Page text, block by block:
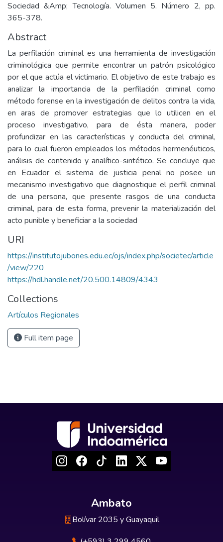
Sociedad &Amp; Tecnología. Volumen 5. Número 2, pp.
365-378.
Abstract
La perfilación criminal es una herramienta de investigación
criminológica que permite encontrar un patrón psicológico
por el que actúa el victimario. El objetivo de este trabajo es
analizar la importancia de la perfilación criminal como
método forense en la investigación de delitos contra la vida,
en aras de promover estrategias que lo utilicen en el
proceso investigativo, para de ésta manera, poder
profundizar en las características y conducta del criminal,
para lo cual fueron empleados los métodos hermenéuticos,
análisis de contenido y analítico-sintético. Se concluye que
en Ecuador el sistema de justicia penal no posee un
mecanismo investigativo que diagnostique el perfil criminal
de una persona, que presente rasgos de una conducta
criminal, para de esta forma, prevenir la materialización del
acto punible y beneficiar a la sociedad
URI
https://institutojubones.edu.ec/ojs/index.php/societec/article
/view/220
https://hdl.handle.net/20.500.14809/4343
Collections
Artículos Regionales
Full item page
Ambato
Bolívar 2035 y Guayaquil